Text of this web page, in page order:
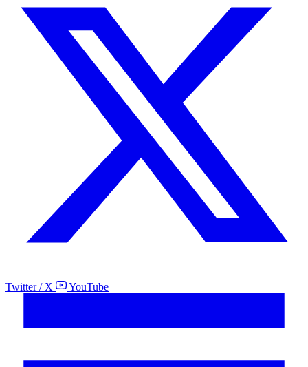
Twitter / X YouTube